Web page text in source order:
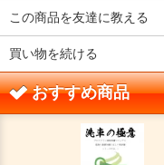
この商品を友達に教える
買い物を続ける
おすすめ商品